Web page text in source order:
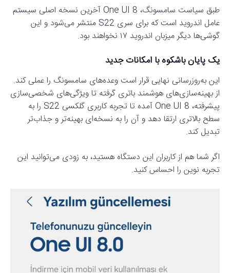
طبق سیاست سامسونگ، One UI 8 آخرین نسخه اصلی سیستم
عامل اندروید است که برای سری S22 منتشر می‌شود و این
گوشی‌ها دیگر میزبان اندروید ۱۷ نخواهند بود.
یک پایان باشکوه با امکانات جدید
این به‌روزرسانی نهایی قرار است وعده‌های سامسونگ را عملی کند.
از بهینه‌سازی‌های هوشمند باتری گرفته تا ویژگی‌های شخصی‌سازی
پیشرفته، One UI 8 آمده تا تجربه کاربری گلکسی S22 را به
سطح بالاتری ارتقا دهد و آن را به نسخه‌ای بهینه‌تر و جذاب‌تر
تبدیل کند.
اگر شما هم از کاربران این دستگاه هستید، به زودی می‌توانید این
تجربه نوین را احساس کنید.